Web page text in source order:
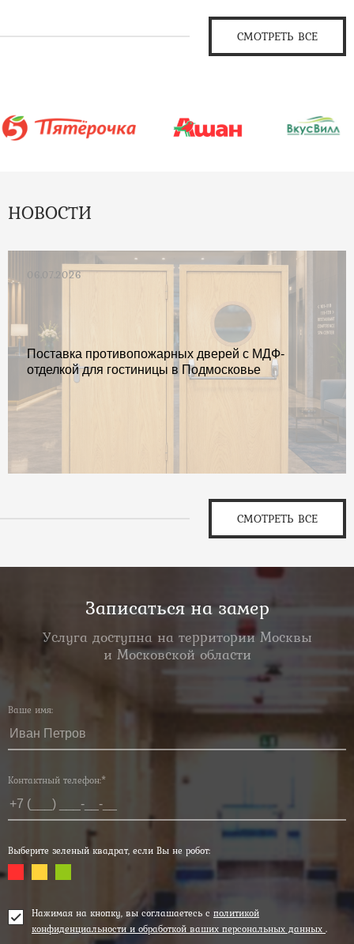
СМОТРЕТЬ ВСЕ
НОВОСТИ
06.07.2026
Поставка противопожарных дверей с МДФ-
отделкой для гостиницы в Подмосковье
СМОТРЕТЬ ВСЕ
Записаться на замер
Услуга доступна на территории Москвы
и Московской области
Ваше имя:
Контактный телефон:*
Выберите зеленый квадрат, если Вы не робот:
Нажимая на кнопку, вы соглашаетесь с политикой
конфиденциальности и обработкой ваших персональных данных .